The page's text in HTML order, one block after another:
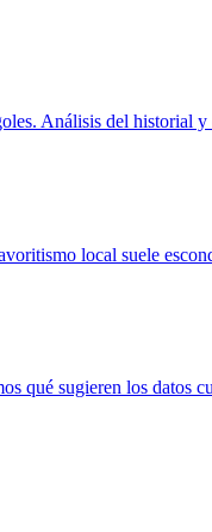
Análisis del historial y
local suele
qué sugieren los datos